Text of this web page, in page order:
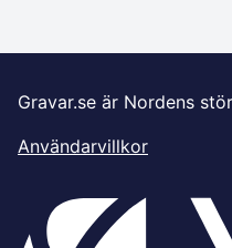
Gravar.se är Nordens
Användarvillkor